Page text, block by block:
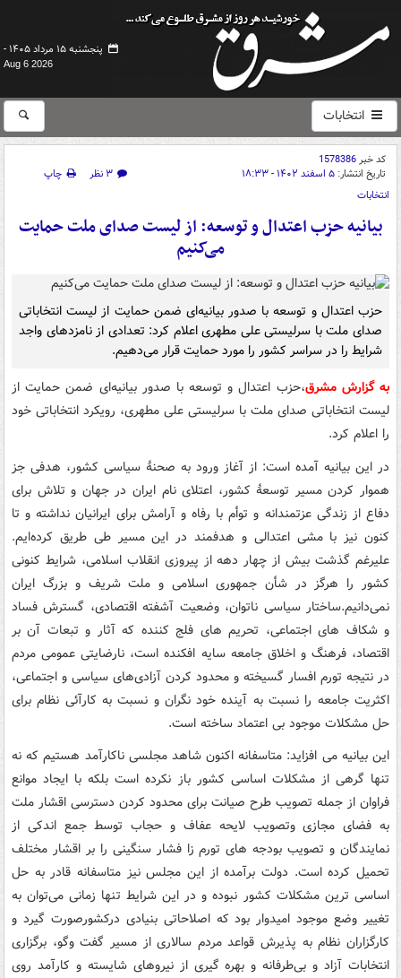
پنجشنبه ۱۵ مرداد ۱۴۰۵ -
Aug 6 2026
انتخابات
کد خبر1578386
تاریخ انتشار: ۵ اسفند ۱۴۰۲ - ۱۸:۳۳ ۳ نظر
چاپ
انتخابات
بیانیه حزب اعتدال و توسعه: از لیست صدای ملت حمایت
می‌کنیم
حزب اعتدال و توسعه با صدور بیانیه‌ای ضمن حمایت از لیست انتخاباتی
صدای ملت با سرلیستی علی مطهری اعلام کرد: تعدادی از نامزدهای واجد
شرایط را در سراسر کشور را مورد حمایت قرار می‌دهیم.
به گزارش مشرق،حزب اعتدال و توسعه با صدور بیانیه‌ای ضمن حمایت از
لیست انتخاباتی صدای ملت با سرلیستی علی مطهری، رویکرد انتخاباتی خود
را اعلام کرد.
در این بیانیه آمده است: از آغاز ورود به صحنۀ سیاسی کشور، هدفی جز
هموار کردن مسیر توسعۀ کشور، اعتلای نام ایران در جهان و تلاش برای
دفاع از زندگی عزتمندانه و توأم با رفاه و آرامش برای ایرانیان نداشته‎ و تا
کنون نیز با مشی اعتدالی و هدفمند در این مسیر طی طریق کرده‌ایم.
علیرغم گذشت بیش از چهار دهه از پیروزی انقلاب اسلامی، شرایط کنونی
کشور را هرگز در شأن جمهوری اسلامی و ملت شریف و بزرگ ایران
نمی‌دانیم.ساختار سیاسی ناتوان، وضعیت آشفته اقتصادی، گسترش فساد
و شکاف های اجتماعی، تحریم های فلج کننده که آثار و تبعات آن بر
اقتصاد، فرهنگ و اخلاق جامعه سایه افکنده است، نارضایتی عمومی مردم
در نتیجه تورم افسار گسیخته و محدود کردن آزادی‌های سیاسی و اجتماعی،
اکثریت جامعه را نسبت به آینده خود نگران و نسبت به کارآئی نظام برای
حل مشکلات موجود بی اعتماد ساخته است.
این بیانیه می افزاید: متاسفانه اکنون شاهد مجلسی ناکارآمد هستیم که نه
تنها گرهی از مشکلات اساسی کشور باز نکرده است بلکه با ایجاد موانع
فراوان از جمله تصویب طرح صیانت برای محدود کردن دسترسی اقشار ملت
به فضای مجازی وتصویب لایحه عفاف و حجاب توسط جمع اندکی از
نمایندگان و تصویب بودجه های تورم زا فشار سنگینی را بر اقشار مختلف
تحمیل کرده است. دولت برآمده از این مجلس نیز متاسفانه قادر به حل
اساسی ترین مشکلات کشور نبوده و در این شرایط تنها زمانی می‌توان به
تغییر وضع موجود امیدوار بود که اصلاحاتی بنیادی درکشورصورت گیرد و
کارگزاران نظام به پذیرش قواعد مردم ‎سالاری از مسیر گفت ‎وگو، برگزاری
انتخابات آزاد و بی‌‎طرفانه و بهره گیری از نیروهای شایسته و کارآمد روی